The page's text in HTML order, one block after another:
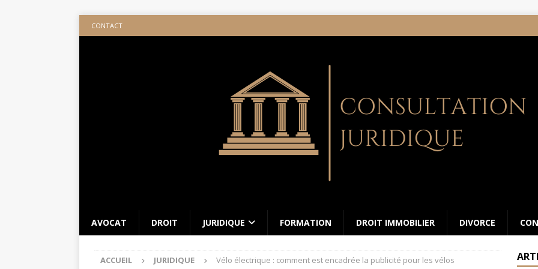
CONTACT
AVOCAT DROIT JURIDIQUE FORMATION DROIT IMMOBILIER DIVORCE
ACCUEIL JURIDIQUE
Vélo électrique : comment est encadrée la publicité pour les vélos